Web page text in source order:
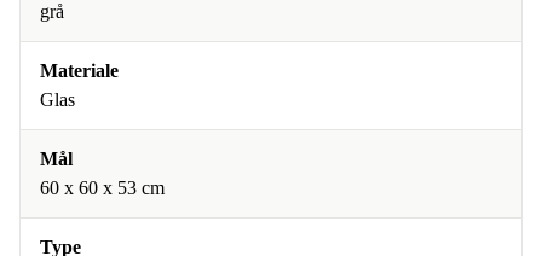
grå
Materiale
Glas
Mål
60 x 60 x 53 cm
Type